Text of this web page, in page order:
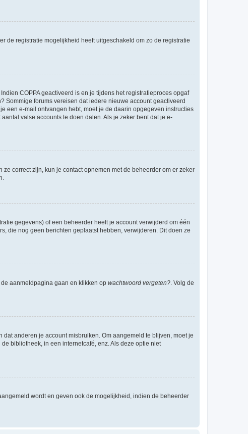
de registratie mogelijkheid heeft uitgeschakeld om zo de registratie
COPPA geactiveerd is en je tijdens het registratieproces opgaf
Sommige forums vereisen dat iedere nieuwe account geactiveerd
een e-mail ontvangen hebt, moet je de daarin opgegeven instructies
valse accounts te doen dalen. Als je zeker bent dat je e-
correct zijn, kun je contact opnemen met de beheerder om er zeker
gegevens) of een beheerder heeft je account verwijderd om één
die nog geen berichten geplaatst hebben, verwijderen. Dit doen ze
aanmeldpagina gaan en klikken op wachtwoord vergeten? . Volg de
anderen je account misbruiken. Om aangemeld te blijven, moet je
bibliotheek, in een internetcafé, enz. Als deze optie niet
wordt en geven ook de mogelijkheid, indien de beheerder